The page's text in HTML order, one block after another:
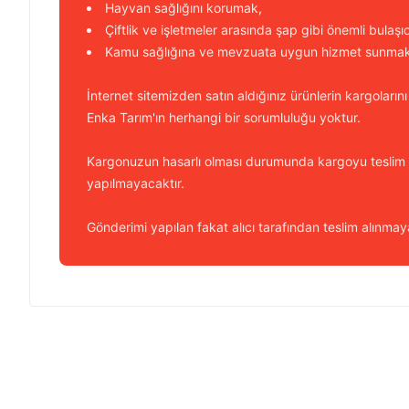
Hayvan sağlığını korumak,
Çiftlik ve işletmeler arasında şap gibi önemli
Kamu sağlığına ve mevzuata uygun hizmet
İnternet sitemizden satın aldığınız ürünlerin
Enka Tarım'ın herhangi bir sorumluluğu yoktur.
Kargonuzun hasarlı olması durumunda kargoyu teslim
yapılmayacaktır.
Gönderimi yapılan fakat alıcı tarafından teslim